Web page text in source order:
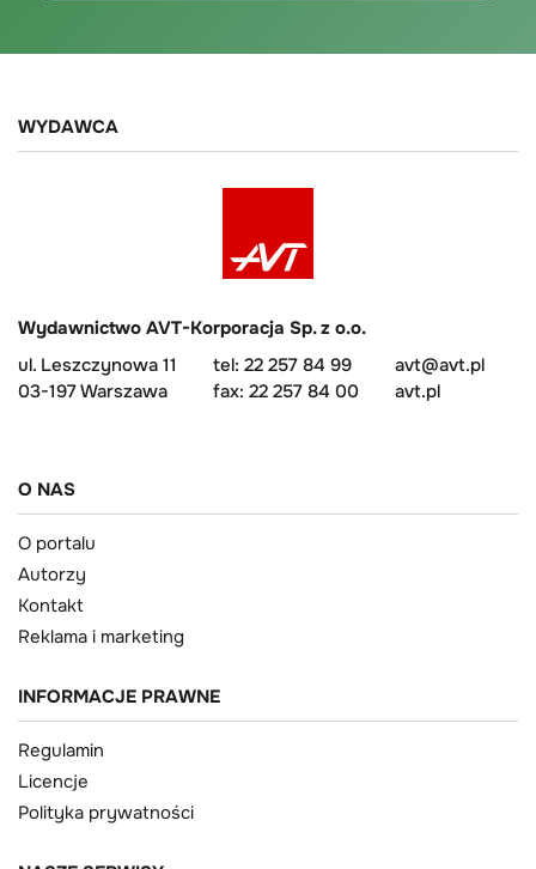
WYDAWCA
Wydawnictwo AVT-Korporacja Sp. z o.o.
ul. Leszczynowa 11
03-197 Warszawa
tel: 22 257 84 99
fax: 22 257 84 00
avt@avt.pl
avt.pl
O NAS
O portalu
Autorzy
Kontakt
Reklama i marketing
INFORMACJE PRAWNE
Regulamin
Licencje
Polityka prywatności